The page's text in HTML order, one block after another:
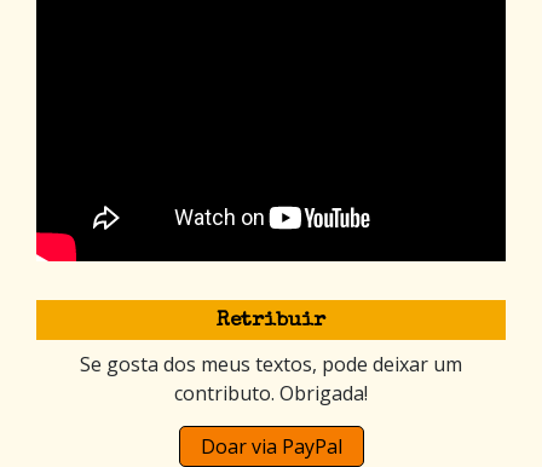
Retribuir
Se gosta dos meus textos, pode deixar um
contributo. Obrigada!
Doar via PayPal